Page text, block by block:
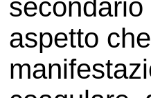
aspetto